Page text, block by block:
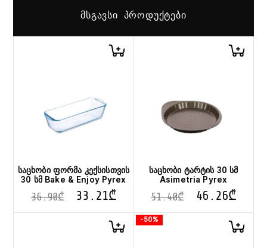
ᲛᲡᲒᲐᲕᲡᲘ ᲞᲠᲝᲓᲣᲥᲢᲔᲑᲘ
საცხობი ფორმა კექსისთვის
30 სმ Bake & Enjoy Pyrex
36.90₾ 33.21₾
საცხობი ტარტის 30 სმ
Asimetria Pyrex
51.40₾ 46.26₾
-50%